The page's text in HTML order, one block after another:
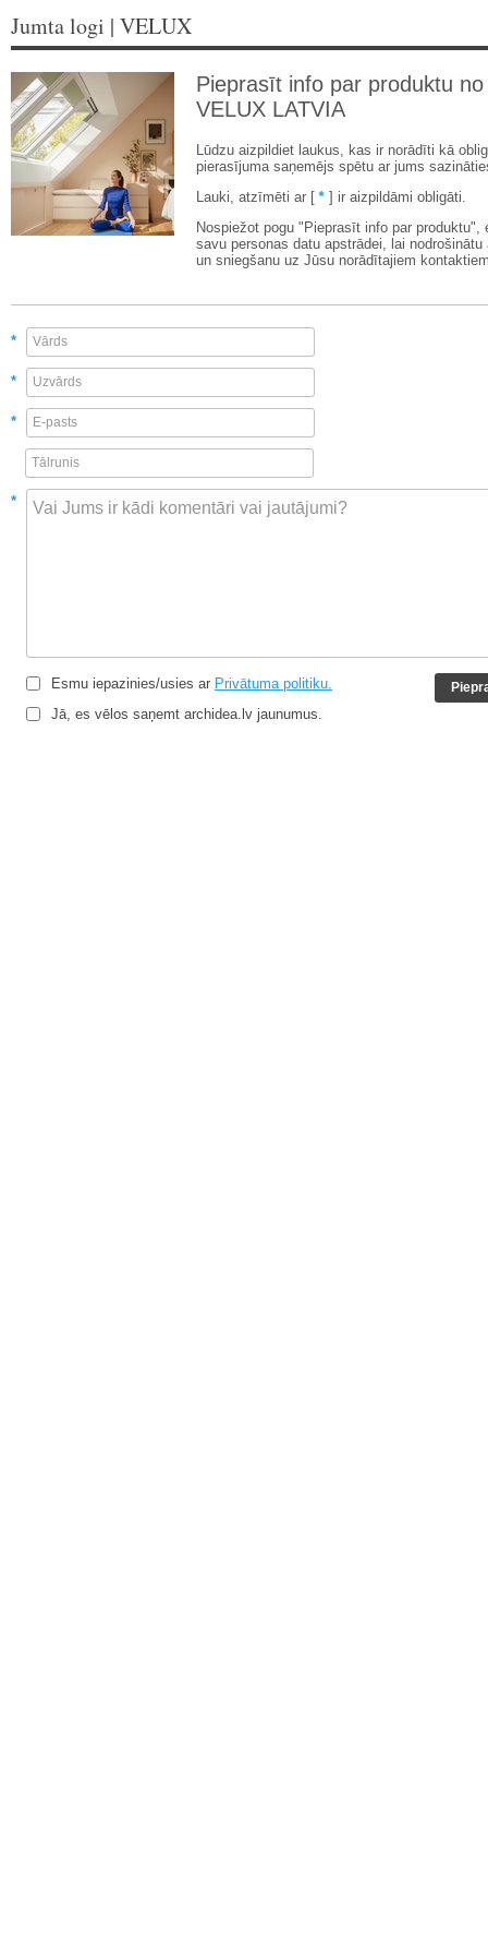
Jumta logi | VELUX
Pieprasīt info par produktu no
VELUX LATVIA
Lūdzu aizpildiet laukus, kas ir norādīti kā
pierasījuma saņemējs spētu ar jums
Lauki, atzīmēti ar [ * ] ir aizpildāmi obligāti.
Nospiežot pogu "Pieprasīt info par produktu",
savu personas datu apstrādei, lai
un sniegšanu uz Jūsu norādītajiem
*
*
*
*
Esmu iepazinies/usies ar Privātuma politiku.
Jā, es vēlos saņemt archidea.lv jaunumus.